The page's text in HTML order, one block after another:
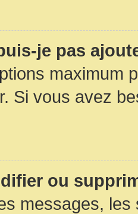
je pas
maximum
Si vous avez
ou
messages,